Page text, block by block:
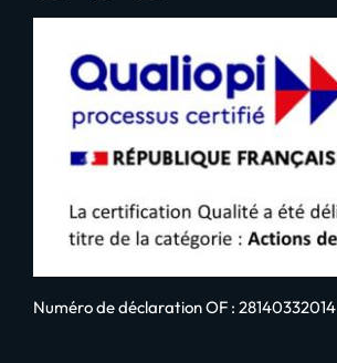
Numéro de déclaration OF : 28140332014